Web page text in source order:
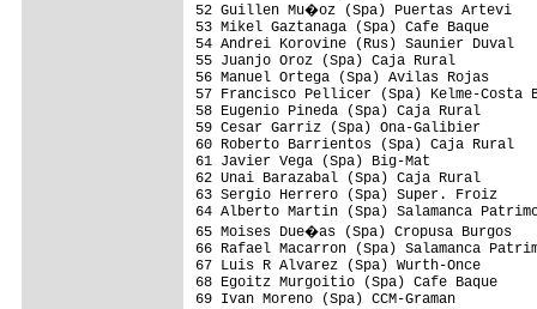
52 Guillen Mu�oz (Spa) Puertas
53 Mikel Gaztanaga (Spa) Cafe Baque
54 Andrei Korovine (Rus) Saunier
55 Juanjo Oroz (Spa) Caja Rural
56 Manuel Ortega (Spa) Avilas Rojas
57 Francisco Pellicer (Spa) Kelme-Costa
58 Eugenio Pineda (Spa) Caja Rural
59 Cesar Garriz (Spa) Ona-Galibier
60 Roberto Barrientos (Spa) Caja
61 Javier Vega (Spa) Big-Mat
62 Unai Barazabal (Spa) Caja Rural
63 Sergio Herrero (Spa) Super. Froiz
64 Alberto Martin (Spa) Salamanca
65 Moises Due�as (Spa) Cropusa
66 Rafael Macarron (Spa) Salamanca
67 Luis R Alvarez (Spa) Wurth-Once
68 Egoitz Murgoitio (Spa) Cafe Baque
69 Ivan Moreno (Spa) CCM-Graman